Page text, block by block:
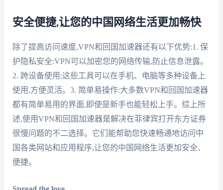
安全便捷,让您的中国网络生活更加畅快
除了提高访问速度,VPN和回国加速器还有以下优势:1. 保
护隐私安全:VPN可以加密您的网络传输,防止信息泄露。
2. 跨设备使用:这些工具可以在手机、电脑等多种设备上
使用,方便灵活。3. 简单易操作:大多数VPN和回国加速器
都有简单易用的界面,即使是新手也能轻松上手。综上所
述,使用VPN和回国加速器是解决在菲律宾打开东方证券
很慢问题的不二选择。它们能帮助您快速畅通地访问中
国各类网站和应用程序,让您的中国网络生活更加安全、
便捷。